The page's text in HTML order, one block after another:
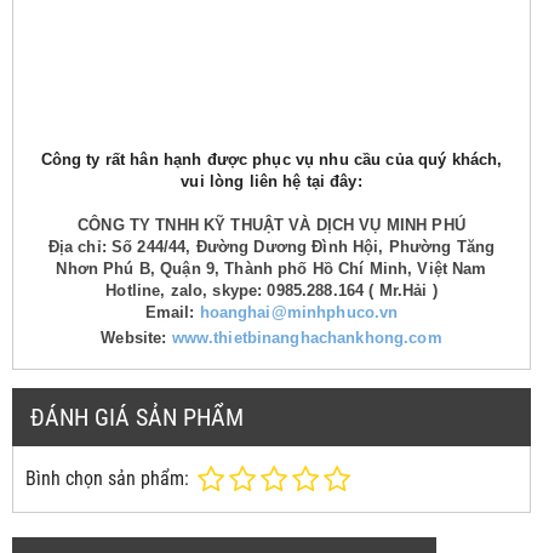
Công ty rất hân hạnh được phục vụ nhu cầu của quý khách,
vui lòng liên hệ tại đây:
CÔNG TY TNHH KỸ THUẬT VÀ DỊCH VỤ MINH PHÚ
Địa chỉ: Số 244/44, Đường Dương Đình Hội, Phường Tăng
Nhơn Phú B, Quận 9, Thành phố Hồ Chí Minh, Việt Nam
Hotline, zalo, skype: 0985.288.164 ( Mr.Hải )
Email: hoanghai@minhphuco.vn
Website: www.thietbinanghachankhong.com
ĐÁNH GIÁ SẢN PHẨM
Bình chọn sản phẩm: